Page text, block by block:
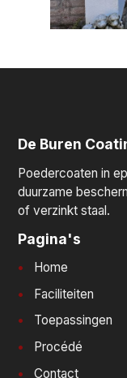
De Buren
Poedercoaten in
duurzame
of verzinkt staal.
Pagina's
Home
Faciliteiten
Toepassingen
Procédé
Contact